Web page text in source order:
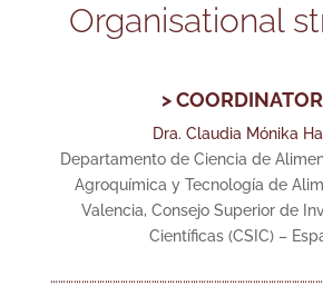
Organisational
>
Dra. Claudia Mónika
Departamento de Ciencia de
Agroquímica y Tecnología de
Valencia, Consejo Superior de
Científicas (CSIC) –